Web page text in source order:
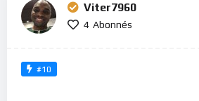
Viter7960
4 Abonnés
#10